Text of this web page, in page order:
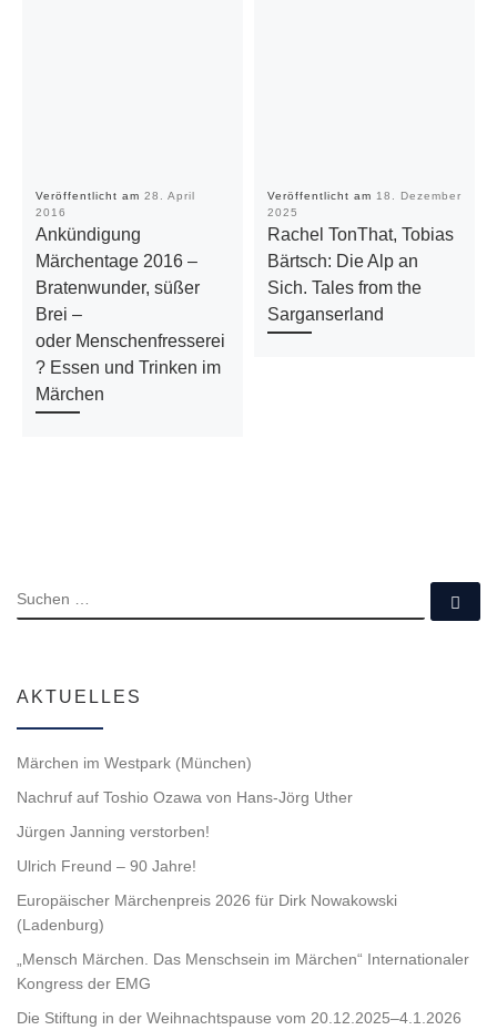
Veröffentlicht am 28. April
2016
Ankündigung
Märchentage 2016 –
Bratenwunder, süßer
Brei –
oder Menschenfresserei
? Essen und Trinken im
Märchen
Veröffentlicht am 18. Dezember
2025
Rachel TonThat, Tobias
Bärtsch: Die Alp an
Sich. Tales from the
Sarganserland
SUCHE
AKTUELLES
Märchen im Westpark (München)
Nachruf auf Toshio Ozawa von Hans-Jörg Uther
Jürgen Janning verstorben!
Ulrich Freund – 90 Jahre!
Europäischer Märchenpreis 2026 für Dirk Nowakowski
(Ladenburg)
„Mensch Märchen. Das Menschsein im Märchen“ Internationaler
Kongress der EMG
Die Stiftung in der Weihnachtspause vom 20.12.2025–4.1.2026